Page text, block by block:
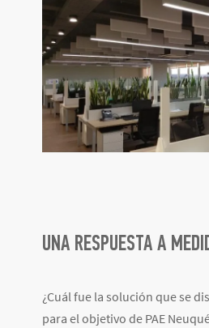
UNA RESPUESTA A
¿Cuál fue la solución que se
para el objetivo de PAE